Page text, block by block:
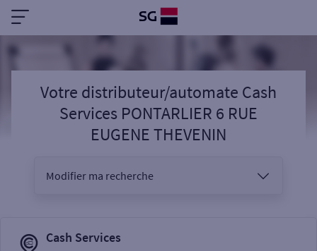
Votre distributeur/automate Cash
Services PONTARLIER 6 RUE
EUGENE THEVENIN
Modifier ma recherche
Cash Services